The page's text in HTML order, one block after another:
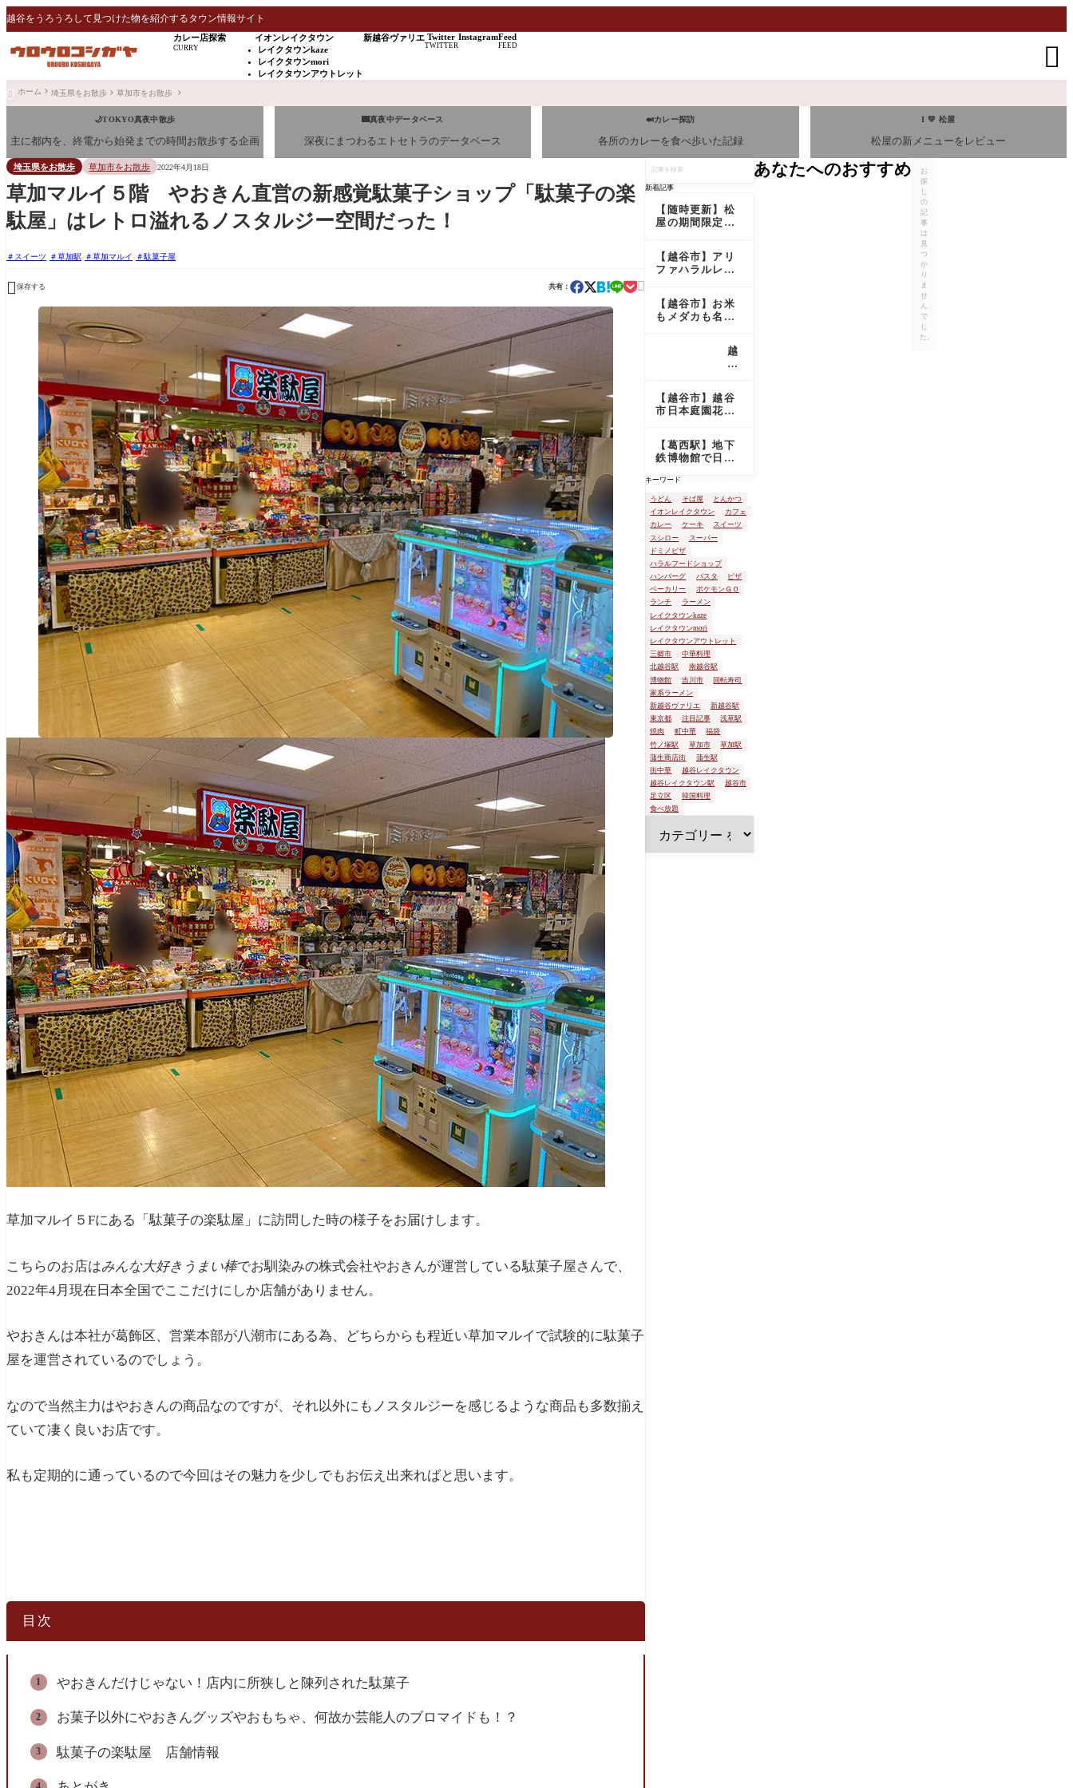
越谷をうろうろして見つけた物を紹介するタウン情報サイト
カレー店探索
CURRY
イオンレイクタウン
レイクタウンkaze
レイクタウンmori
レイクタウンアウトレット
新越谷ヴァリエ Twitter
TWITTER
InstagramFeed
FEED 
 ホーム 埼玉県をお散歩 草加市をお散歩
🌙TOKYO真夜中散歩
主に都内を、終電から始発までの時間お散歩する企画
🌃真夜中データベース
深夜にまつわるエトセトラのデータベース
🍛カレー探訪
各所のカレーを食べ歩いた記録
I 💛 松屋
松屋の新メニューをレビュー
埼玉県をお散歩 草加市をお散歩 2022年4月18日
草加マルイ５階 やおきん直営の新感覚駄菓子ショップ「駄菓子の楽
駄屋」はレトロ溢れるノスタルジー空間だった！
スイーツ 草加駅 草加マルイ 駄菓子屋
 保存する 共有： 
草加マルイ５Fにある「駄菓子の楽駄屋」に訪問した時の様子をお届けします。
こちらのお店はみんな大好きうまい棒でお馴染みの株式会社やおきんが運営している駄菓子屋さんで、
2022年4月現在 日本全国でここだけにしか店舗がありません。
やおきんは本社が葛飾区、営業本部が八潮市にある為、どちらからも程近い草加マルイで試験的に駄菓子
屋を運営されているのでしょう。
なので当然主力はやおきんの商品なのですが、それ以外にもノスタルジーを感じるような商品も多数揃え
ていて凄く良いお店です。
私も定期的に通っているので今回はその魅力を少しでもお伝え出来ればと思います。
目次
やおきんだけじゃない！店内に所狭しと陳列された駄菓子
お菓子以外にやおきんグッズやおもちゃ、何故か芸能人のブロマイドも！？
駄菓子の楽駄屋 店舗情報
を
検
新着記事
【随時更新】松
屋の期間限定メ
ューレビュー
【最新版】
【越谷市】アリ
ファハラルレス
バイキング
【越谷市】お米
もメダカも名産
市 グリーンマル
シェは不思議な
越
谷
場
セ
タ
ー
ト
の
火
て
き
【越谷市】越谷
市日本庭園花田
【葛西駅】地下
鉄博物館で日本
見学してきた
キーワード
うどん そば屋
とんかつ
イオンレイクタウン
カフェ
カレー
ケーキ
スイーツ
スシロー
スーパー
ドミノピザ
ハラルフードショップ
ハンバーグ
パスタ
ピザ
ベーカリー
ポケモンＧＯ
ランチ
ラーメン
レイクタウンkaze
レイクタウンmori
レイクタウンアウトレット
三郷市
中華料理
北越谷駅
南越谷駅
博物館
吉川市
回転寿司
家系ラーメン
新越谷ヴァリエ
新越谷駅
東京都
注目記事
浅草駅
焼肉
町中華
福袋
竹ノ塚駅
草加市
草加駅
蒲生商店街
蒲生駅
街中華
越谷レイクタウン
越谷レイクタウン駅
越谷市
足立区
韓国料理
食べ放題
あなたへのおすすめ
お
探
し
の
記
事
は
見
つ
か
り
ま
せ
ん
で
し
た。